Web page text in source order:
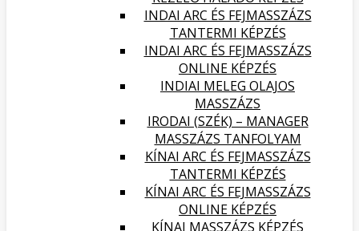
INDAI ARC ÉS FEJMASSZÁZS
TANTERMI KÉPZÉS
INDAI ARC ÉS FEJMASSZÁZS
ONLINE KÉPZÉS
INDIAI MELEG OLAJOS
MASSZÁZS
IRODAI (SZÉK) – MANAGER
MASSZÁZS TANFOLYAM
KÍNAI ARC ÉS FEJMASSZÁZS
TANTERMI KÉPZÉS
KÍNAI ARC ÉS FEJMASSZÁZS
ONLINE KÉPZÉS
KÍNAI MASSZÁZS KÉPZÉS